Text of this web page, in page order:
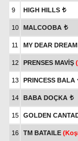
9 HIGH HILLS t
10 MALCOOBA t
11 MY DEAR DREAM
12 PRENSES MAVİŞ
13 PRINCESS BALA
14 BABA DOÇKA t
15 GOLDEN
16 TM BATAILE